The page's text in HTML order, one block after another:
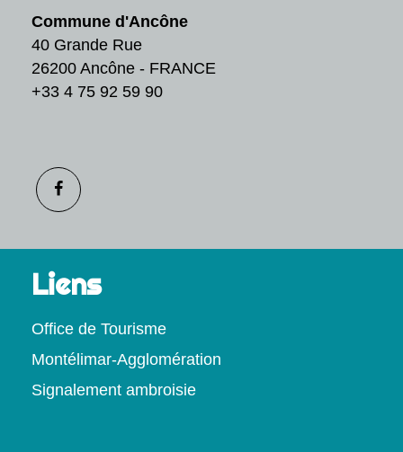
Commune d'Ancône
40 Grande Rue
26200 Ancône - FRANCE
+33 4 75 92 59 90
Liens
Office de Tourisme
Montélimar-Agglomération
Signalement ambroisie